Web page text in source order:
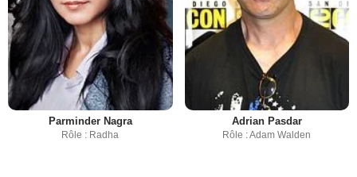
Parminder Nagra
Rôle : Radha
Adrian Pasdar
Rôle : Adam Walden